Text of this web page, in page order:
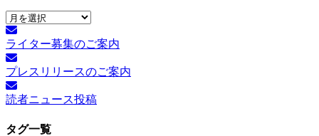
月
別
ア
ー
カ
イ
ブ
ライター募集のご案内
プレスリリースのご案内
読者ニュース投稿
タグ一覧